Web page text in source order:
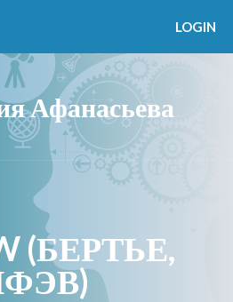
Афанасьева
LOGIN
(БЕРТЬЕ,